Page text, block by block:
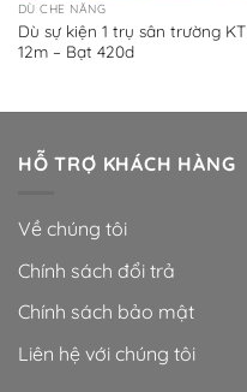
DÙ CHE NẮNG
Dù sự kiện 1 trụ sân trường KT
12m – Bạt 420d
HỖ TRỢ KHÁCH HÀNG
Về chúng tôi
Chính sách đổi trả
Chính sách bảo mật
Liên hệ với chúng tôi